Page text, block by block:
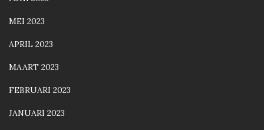
MEI 2023
APRIL 2023
MAART 2023
FEBRUARI 2023
JANUARI 2023